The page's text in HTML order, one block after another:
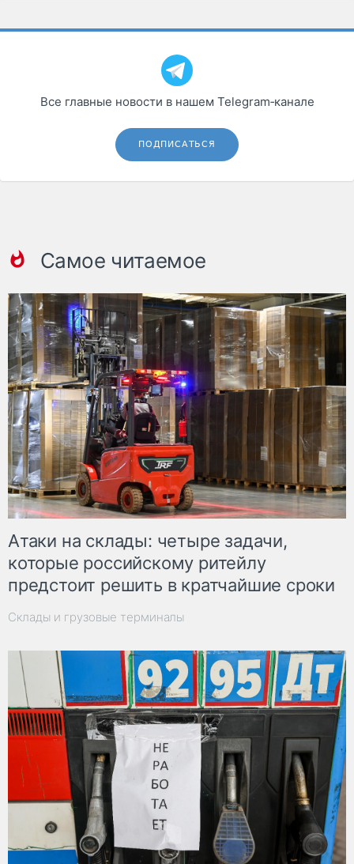
Все главные новости в нашем Telegram‑канале
ПОДПИСАТЬСЯ
Самое читаемое
Атаки на склады: четыре задачи,
которые российскому ритейлу
предстоит решить в кратчайшие сроки
Склады и грузовые терминалы